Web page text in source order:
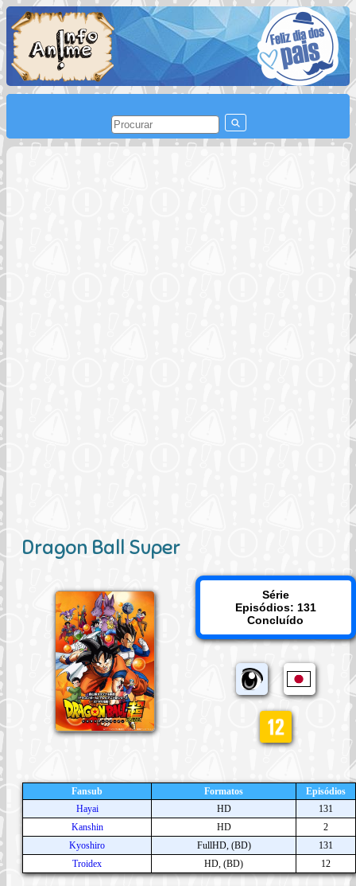
Dragon Ball Super
Série
Episódios: 131
Concluído
Fansub Formatos
Episódios
Hayai
HD
131
Kanshin
HD
2
Kyoshiro
FullHD, (BD)
131
Troidex
HD, (BD) 12